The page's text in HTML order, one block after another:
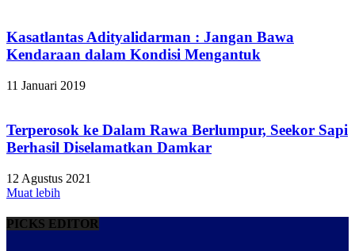
Kasatlantas Adityalidarman : Jangan Bawa
Kendaraan dalam Kondisi Mengantuk
11 Januari 2019
Terperosok ke Dalam Rawa Berlumpur, Seekor Sapi
Berhasil Diselamatkan Damkar
12 Agustus 2021
Muat lebih
PICKS EDITOR